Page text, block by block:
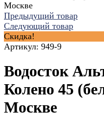
Москве
Предыдущий товар
Следующий товар
Скидка!
Артикул: 949-9
Водосток
Колено 45
Москве